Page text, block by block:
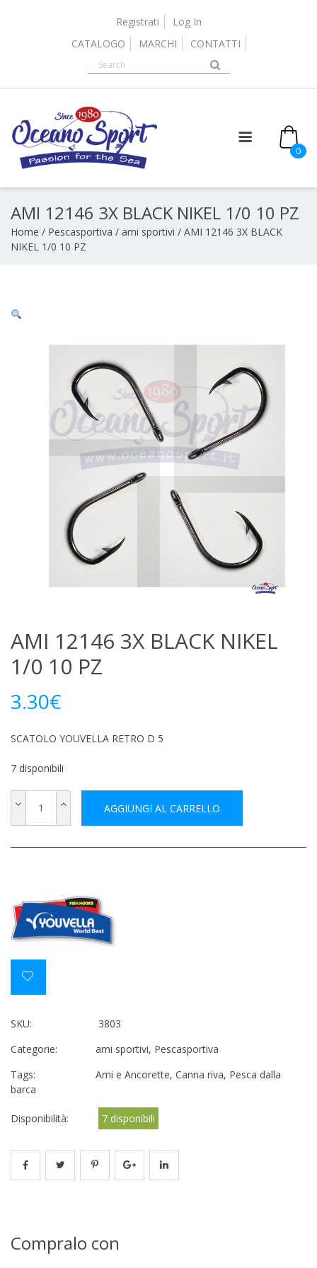
Registrati
Log In
CATALOGO
MARCHI CONTATTI
0
AMI 12146 3X BLACK NIKEL 1/0 10 PZ
Home / Pescasportiva / ami sportivi / AMI 12146 3X BLACK
NIKEL 1/0 10 PZ
AMI 12146 3X BLACK NIKEL
1/0 10 PZ
3.30€
SCATOLO YOUVELLA RETRO D 5
7 disponibili
AGGIUNGI AL CARRELLO
SKU:
3803
Categorie:
ami sportivi, Pescasportiva
Tags:
Ami e Ancorette, Canna riva, Pesca dalla
barca
Disponibilità: 7 disponibili
Compralo con